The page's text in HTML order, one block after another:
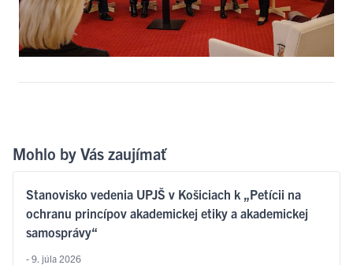
Mohlo by Vás zaujímať
Stanovisko vedenia UPJŠ v Košiciach k „Petícii na
ochranu princípov akademickej etiky a akademickej
samosprávy“
- 9. júla 2026